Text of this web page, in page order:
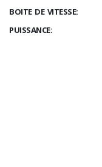
BOITE DE VITESSE:
PUISSANCE: